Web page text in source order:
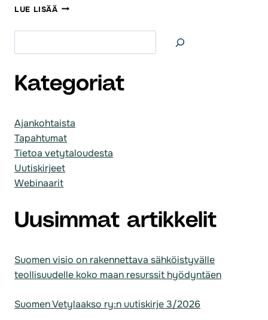
LUE LISÄÄ WEBINAARITALLENNE:
JÄÄ
Kategoriat
Ajankohtaista
Tapahtumat
Tietoa vetytaloudesta
Uutiskirjeet
Webinaarit
Uusimmat artikkelit
Suomen visio on rakennettava sähköistyvälle
teollisuudelle koko maan resurssit hyödyntäen
Suomen Vetylaakso ry:n uutiskirje 3/2026